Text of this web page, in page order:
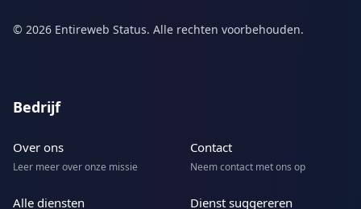
© 2026 Entireweb Status. Alle rechten voorbehouden.
Bedrijf
Over ons
Leer meer over onze missie
Contact
Neem contact met ons op
Alle diensten Dienst suggereren